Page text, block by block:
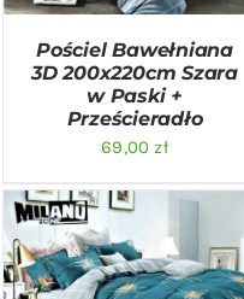
Pościel Bawełniana
3D 200x220cm Szara
w Paski +
Prześcieradło
69,00zł
DODAJ DO KOSZYKA
/